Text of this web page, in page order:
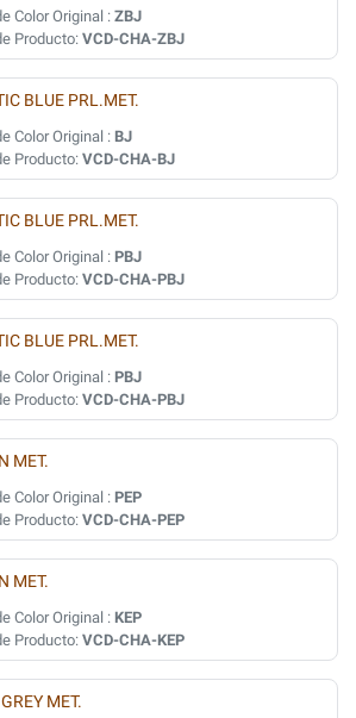
Color Original : ZBJ
Producto: VCD-CHA-ZBJ
BLUE PRL.MET.
Color Original : BJ
Producto: VCD-CHA-BJ
BLUE PRL.MET.
Color Original : PBJ
Producto: VCD-CHA-PBJ
BLUE PRL.MET.
Color Original : PBJ
Producto: VCD-CHA-PBJ
MET.
Color Original : PEP
Producto: VCD-CHA-PEP
MET.
Color Original : KEP
Producto: VCD-CHA-KEP
MET.